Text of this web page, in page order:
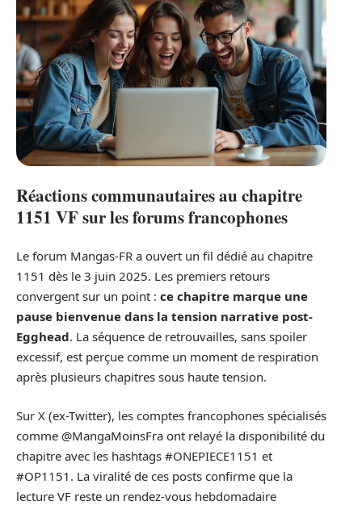
Réactions communautaires au chapitre
1151 VF sur les forums francophones
Le forum Mangas-FR a ouvert un fil dédié au chapitre
1151 dès le 3 juin 2025. Les premiers retours
convergent sur un point : ce chapitre marque une
pause bienvenue dans la tension narrative post-
Egghead. La séquence de retrouvailles, sans spoiler
excessif, est perçue comme un moment de respiration
après plusieurs chapitres sous haute tension.
Sur X (ex-Twitter), les comptes francophones spécialisés
comme @MangaMoinsFra ont relayé la disponibilité du
chapitre avec les hashtags #ONEPIECE1151 et
#OP1151. La viralité de ces posts confirme que la
lecture VF reste un rendez-vous hebdomadaire